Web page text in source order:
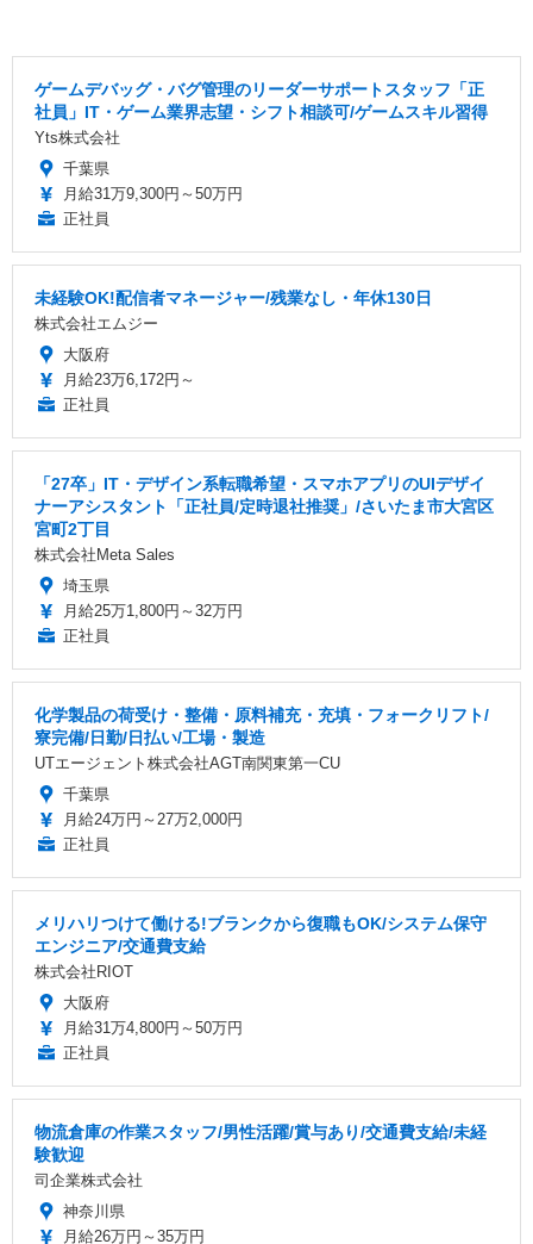
ゲームデバッグ・バグ管理のリーダーサポートスタッフ「正
社員」IT・ゲーム業界志望・シフト相談可/ゲームスキル習得
Yts株式会社
千葉県
月給31万9,300円～50万円
正社員
未経験OK!配信者マネージャー/残業なし・年休130日
株式会社エムジー
大阪府
月給23万6,172円～
正社員
「27卒」IT・デザイン系転職希望・スマホアプリのUIデザイ
ナーアシスタント「正社員/定時退社推奨」/さいたま市大宮区
宮町2丁目
株式会社Meta Sales
埼玉県
月給25万1,800円～32万円
正社員
化学製品の荷受け・整備・原料補充・充填・フォークリフト/
寮完備/日勤/日払い/工場・製造
UTエージェント株式会社AGT南関東第一CU
千葉県
月給24万円～27万2,000円
正社員
メリハリつけて働ける!ブランクから復職もOK/システム保守
エンジニア/交通費支給
株式会社RIOT
大阪府
月給31万4,800円～50万円
正社員
物流倉庫の作業スタッフ/男性活躍/賞与あり/交通費支給/未経
験歓迎
司企業株式会社
神奈川県
月給26万円～35万円